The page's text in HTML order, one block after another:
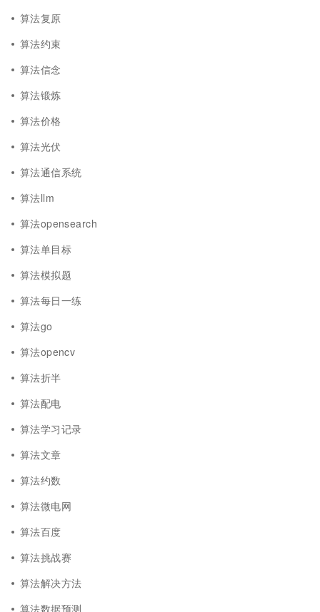
算法复原
算法约束
算法信念
算法锻炼
算法价格
算法光伏
算法通信系统
算法llm
算法opensearch
算法单目标
算法模拟题
算法每日一练
算法go
算法opencv
算法折半
算法配电
算法学习记录
算法文章
算法约数
算法微电网
算法百度
算法挑战赛
算法解决方法
算法数据预测